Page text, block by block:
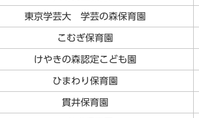
東京学芸大 学芸の森保育園
こむぎ保育園
けやきの森認定こども園
ひまわり保育園
貫井保育園